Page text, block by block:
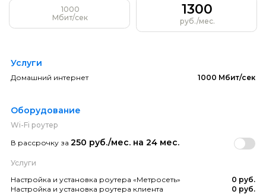
1000
Мбит/сек
1300
руб./мес.
Услуги
Домашний интернет 1000 Мбит/сек
Оборудование
Wi-Fi роутер
В рассрочку за 250 руб./мес. на 24 мес.
Услуги
Настройка и установка роутера «Метросеть»
0 руб.
Настройка и установка роутера клиента
0 руб.